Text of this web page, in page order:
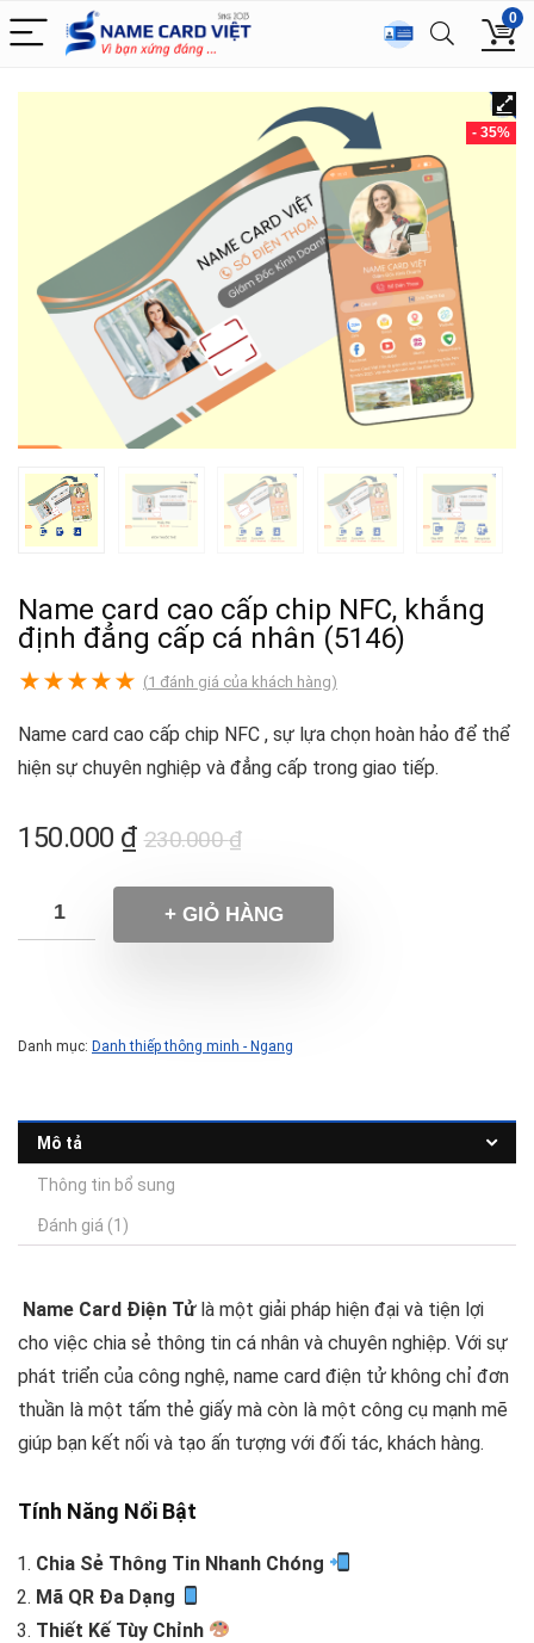
0
- 35%
Name card cao cấp chip NFC, khẳng
định đẳng cấp cá nhân (5146)
★★★★★ (1 đánh giá của khách hàng)
Name card cao cấp chip NFC , sự lựa chọn hoàn hảo để thể
hiện sự chuyên nghiệp và đẳng cấp trong giao tiếp.
230.000₫
150.000 ₫
+ GIỎ HÀNG
Danh mục: Danh thiếp thông minh - Ngang
Mô tả
Thông tin bổ sung
Đánh giá (1)
Name Card Điện Tửlà một giải pháp hiện đại và tiện lợi
cho việc chia sẻ thông tin cá nhân và chuyên nghiệp. Với sự
phát triển của công nghệ, name card điện tử không chỉ đơn
thuần là một tấm thẻ giấy mà còn là một công cụ mạnh mẽ
giúp bạn kết nối và tạo ấn tượng với đối tác, khách hàng.
Tính Năng Nổi Bật
Chia Sẻ Thông Tin Nhanh Chóng
Mã QR Đa Dạng
Thiết Kế Tùy Chỉnh